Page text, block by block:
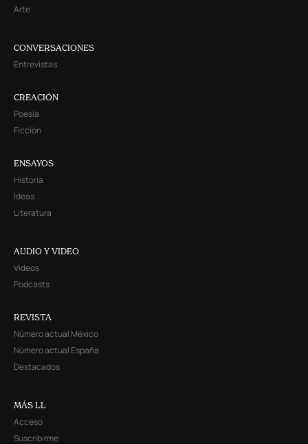
Arte
CONVERSACIONES
Entrevistas
CREACIÓN
Poesía
Ficción
ENSAYOS
Historia
Ideas
Literatura
AUDIO Y VIDEO
Videos
Podcasts
REVISTA
Número actual México
Número actual España
Destacados
MÁS LL
Acceso
Suscribirme